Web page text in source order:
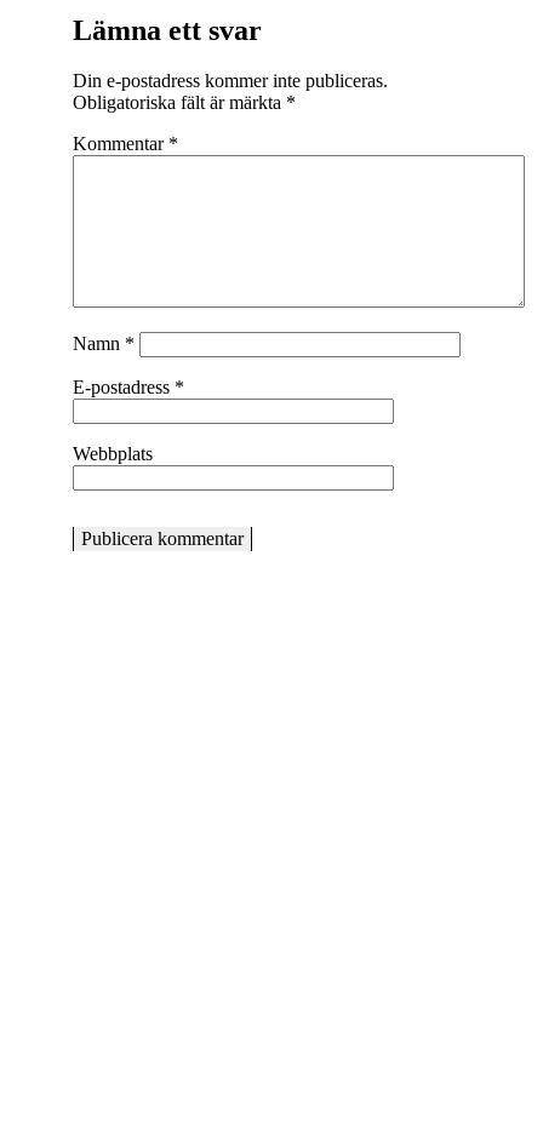
Lämna ett svar
Din e-postadress kommer inte publiceras.
Obligatoriska fält är märkta *
Kommentar *
Namn *
E-postadress *
Webbplats